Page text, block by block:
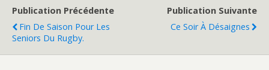
Publication Précédente
Fin De Saison Pour Les
Seniors Du Rugby.
Publication Suivante
Ce Soir À Désaignes